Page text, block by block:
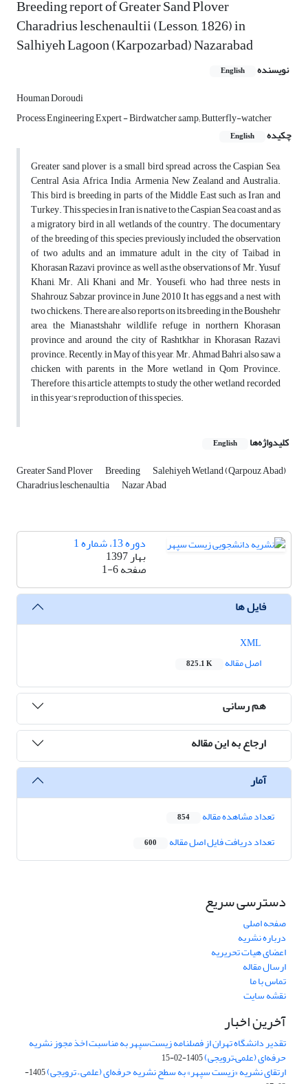
Breeding report of Greater Sand Plover
Charadrius leschenaultii (Lesson, 1826) in
Salhiyeh Lagoon (Karpozarbad) Nazarabad
نویسنده English
Houman Doroudi
Process Engineering Expert - Birdwatcher &amp; Butterfly-watcher
چکیده
English
Greater sand plover is a small bird spread across the Caspian Sea,
Central Asia, Africa, India, Armenia, New Zealand and Australia.
This bird is breeding in parts of the Middle East such as Iran and
Turkey. This species in Iran is native to the Caspian Sea coast and as
a migratory bird in all wetlands of the country. The documentary
of the breeding of this species previously included the observation
of two adults and an immature adult in the city of Taibad in
Khorasan Razavi province, as well as the observations of Mr. Yusuf
Khani, Mr. Ali Khani and Mr. Yousefi, who had three nests in
Shahrouz Sabzar province in June 2010 It has eggs and a nest with
two chickens. There are also reports on its breeding in the Boushehr
area, the Mianastshahr wildlife refuge in northern Khorasan
province and around the city of Rashtkhar in Khorasan Razavi
province. Recently, in May of this year, Mr. Ahmad Bahri also saw a
chicken with parents in the More wetland in Qom Province.
Therefore, this article attempts to study the other wetland recorded
in this year's reproduction of this species.
کلیدواژه‌ها English
Greater Sand Plover Breeding Salehiyeh Wetland (Qarpouz Abad)
Charadrius leschenaultia Nazar Abad
دوره 13، شماره 1
بهار 1397
صفحه1-6
فایل ها
اصل مقاله
825.1 K
هم رسانی
ارجاع به این مقاله
آمار
تعداد مشاهده مقاله 854
تعداد دریافت فایل اصل مقاله 600
دسترسی سریع
صفحه اصلی
درباره نشریه
اعضای هیات تحریریه
ارسال مقاله
تماس با ما
نقشه سایت
آخرین اخبار
تقدیر دانشگاه تهران از فصلنامه زیست‌سپهر به مناسبت اخذ مجوز نشریه
حرفه‌ای (علمی–ترویجی)1405-02-15
ارتقای نشریه «زیست‌ سپهر» به سطح نشریه حرفه‌ای (علمی – ترویجی)
1405-